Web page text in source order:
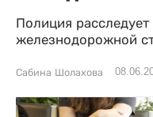
Полиция
железнодорожной
Сабина Шолахова